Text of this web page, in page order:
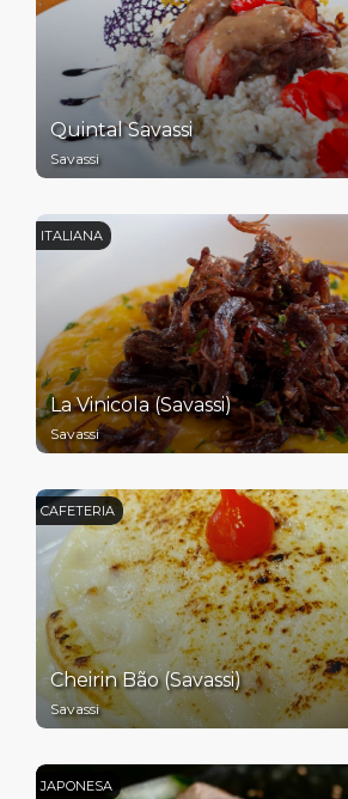
Quintal Savassi
Savassi
ITALIANA
La Vinicola (Savassi)
Savassi
CAFETERIA
Cheirin Bão (Savassi)
Savassi
JAPONESA